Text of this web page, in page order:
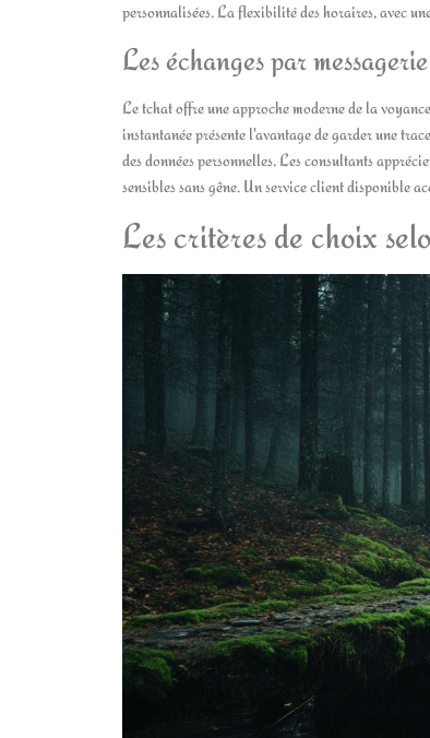
personnalisées. La flexibilité des horaires, avec
Les échanges par
Le tchat offre une approche moderne de la
instantanée présente l'avantage de garder une
des données personnelles. Les consultants
sensibles sans gêne. Un service client disponible
Les critères de choix